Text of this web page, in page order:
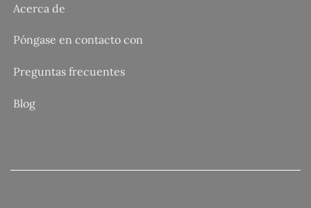
Acerca de
Póngase en contacto con
Preguntas frecuentes
Blog